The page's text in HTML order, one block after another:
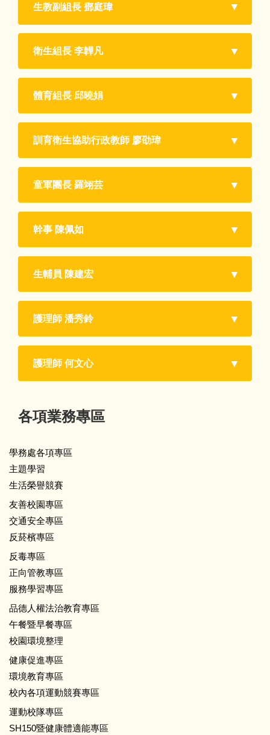
品德人權法治教育專區
午餐暨早餐專區
校園環境整理
校內各項運動競賽專區
運動校隊專區
相關規定
導師遴聘委員會
防災教育專區
生教副組長 鄧庭瑋
衛生組長 李韡凡
體育組長 邱曉娟
訓育衛生協助行政教師 廖劭瑋
童軍團長 羅翊芸
幹事 陳佩如
生輔員 陳建宏
護理師 潘秀鈴
護理師 何文心
各項業務專區
學務處各項專區
主題學習
生活榮譽競賽
友善校園專區
交通安全專區
反菸檳專區
反毒專區
正向管教專區
服務學習專區
品德人權法治教育專區
午餐暨早餐專區
校園環境整理
健康促進專區
環境教育專區
校內各項運動競賽專區
運動校隊專區
SH150暨健康體適能專區